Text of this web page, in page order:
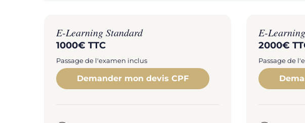
E-Learning Standard
1000€ TTC
Passage de l'examen inclus
Demander mon devis CPF
E-
2000€
Passage de